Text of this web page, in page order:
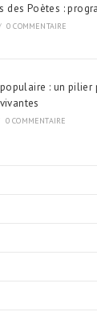
des Poètes :
0 COMMENTAIRE
populaire : un pilier
0 COMMENTAIRE